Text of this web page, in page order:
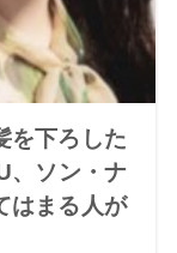
を下ろした
、ソン・ナ
はまる人が